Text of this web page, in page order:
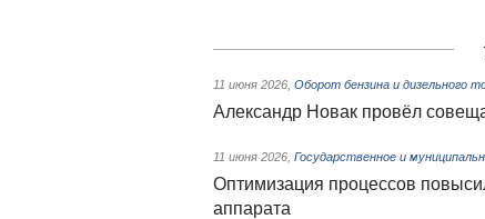
11 июня 2026 Оборот бензина и дизельного
Александр Новак провёл
11 июня 2026 Государственное и
Оптимизация процессов
аппарата